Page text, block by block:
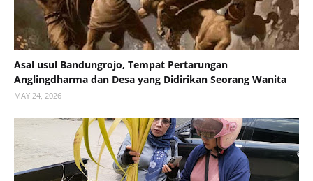
Asal usul Bandungrojo, Tempat Pertarungan
Anglingdharma dan Desa yang Didirikan Seorang Wanita
MAY 24, 2026